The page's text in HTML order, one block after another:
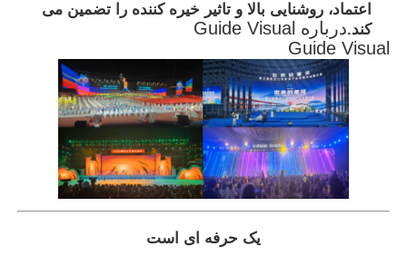
اعتماد، روشنایی بالا و تاثیر خیره کننده را تضمین می
کند.درباره Guide Visual
Guide Visual
یک حرفه ای است